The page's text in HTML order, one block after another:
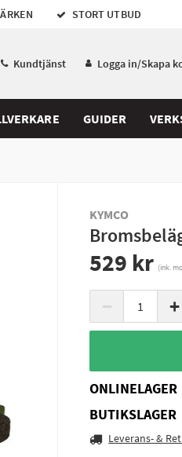
STORT UTBUD
Kundtjänst Logga in/Skapa
GUIDER
KYMCO
529 kr (ink.
− +
ONLINELAGER
BUTIKSLAGER
Leverans- &